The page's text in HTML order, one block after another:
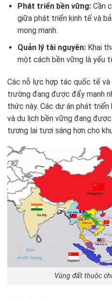
Phát triển bền vững:Cần
giữa phát triển kinh tế và
mong manh.
Quản lý tài nguyên:Khai
một cách bền vững là yếu
Các nỗ lực hợp tác quốc tế và
trường đang được đẩy mạnh
thức này. Các dự án phát
và du lịch bền vững đang
tương lai tươi sáng hơn cho
Vùng đất thuộc